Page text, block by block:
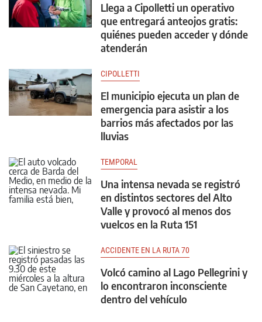
Llega a Cipolletti un operativo
que entregará anteojos gratis:
quiénes pueden acceder y dónde
atenderán
CIPOLLETTI
El municipio ejecuta un plan de
emergencia para asistir a los
barrios más afectados por las
lluvias
TEMPORAL
Una intensa nevada se registró
en distintos sectores del Alto
Valle y provocó al menos dos
vuelcos en la Ruta 151
ACCIDENTE EN LA RUTA 70
Volcó camino al Lago Pellegrini y
lo encontraron inconsciente
dentro del vehículo